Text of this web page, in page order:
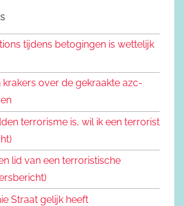
tijdens betogingen is wettelijk
over de gekraakte azc-
terrorisme is, wil ik een terrorist
lid van een terroristische
Straat gelijk heeft